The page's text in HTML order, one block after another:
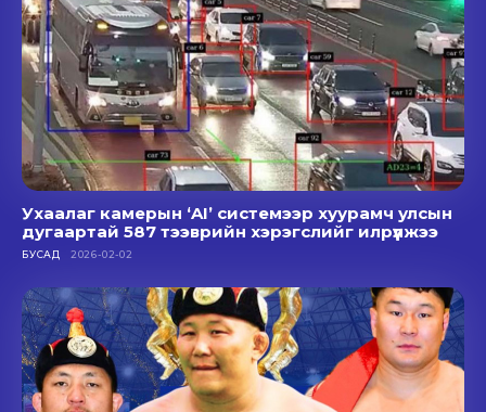
Ухаалаг камерын ‘AI’ системээр хуурамч улсын
дугаартай 587 тээврийн хэрэгслийг илрүүлжээ
БУСАД 2026-02-02